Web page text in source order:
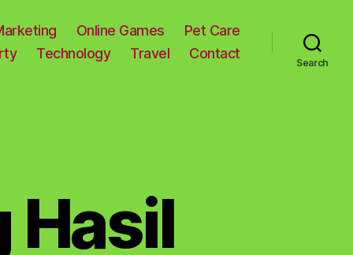
Online Games
Pet Care
Technology Travel Contact
Search
Hasil